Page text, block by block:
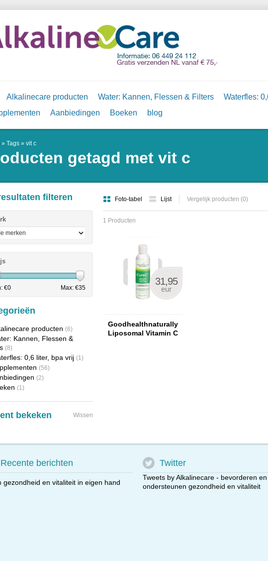
Alkalinecare producten Water: Kannen, Flessen & Filters
Waterfles:
Aanbiedingen Boeken blog
» Tags » vit c
getagd met vit c
Foto-tabel Lijst Vergelijk producten (0)
1 Producten
31,95
eur
Goodhealthnaturally
Liposomal Vitamin C
filteren
€0 Max: €35
producten (6)
Kannen, Flessen &
(8)
0,6 liter, bpa vrij (1)
(56)
(2)
(1)
bekeken Wissen
Recente berichten
gezondheid en vitaliteit in eigen hand
Twitter
Tweets by Alkalinecare - bevorderen en
ondersteunen gezondheid en vitaliteit